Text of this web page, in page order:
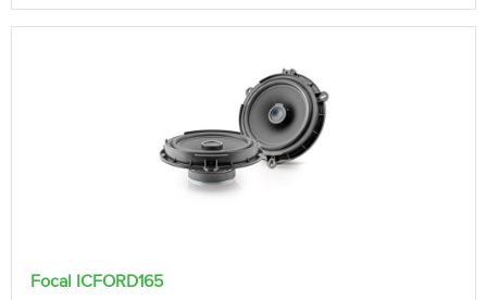
Focal ICFORD165